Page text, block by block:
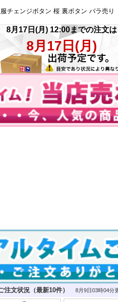
チェンジボタン 桜 裏ボタン バラ売り
受注商品は例外です